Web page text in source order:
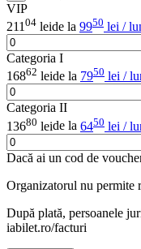
VIP
211 04 leide la 9950 lei /
Categoria I
16862 leide la 7950 lei /
Categoria II
13680 leide la 6450 lei /
Dacă ai un cod de
Organizatorul nu permite
După plată, persoanele
iabilet.ro/facturi